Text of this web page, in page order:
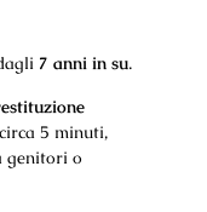
7 anni in su.
5 minuti,
genitori o